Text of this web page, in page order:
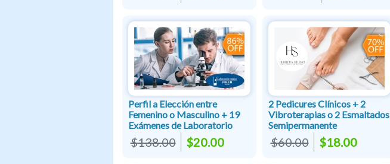
Perfil a Elección entre
Femenino o Masculino + 19
Exámenes de Laboratorio
$138.00 $20.00
2 Pedicures Clínicos + 2
Vibroterapias o 2 Esmaltados
Semipermanente
$60.00 $18.00